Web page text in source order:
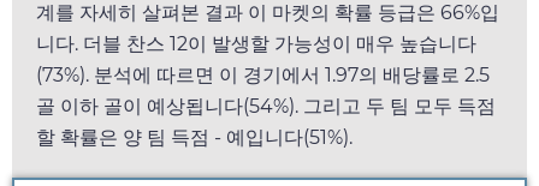
계를 자세히 살펴본 결과 이 마켓의 확률 등급은 66%입
니다. 더블 찬스 12이 발생할 가능성이 매우 높습니다
(73%). 분석에 따르면 이 경기에서 1.97의 배당률로 2.5
골 이하 골이 예상됩니다(54%). 그리고 두 팀 모두 득점
할 확률은 양 팀 득점 - 예입니다(51%).